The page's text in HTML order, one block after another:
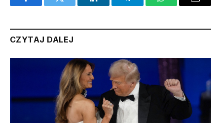
FacebookTwitter LinkedInTelegramWhatsAppEmail
CZYTAJ DALEJ